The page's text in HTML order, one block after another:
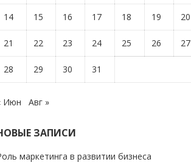
14 15 16 17 18 19 20
21 22 23 24 25 26 27
28 29 30 31
Июн Авг »
ЗАПИСИ
маркетинга в развитии бизнеса